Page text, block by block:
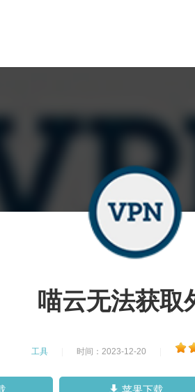
喵云无法获取
工具 时间：2023-12-20
苹果下载